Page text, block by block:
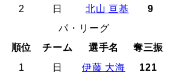
2
日 北山 亘基
9
パ・リーグ
順位
チーム 選手名
奪三振
1
日 伊藤 大海
121